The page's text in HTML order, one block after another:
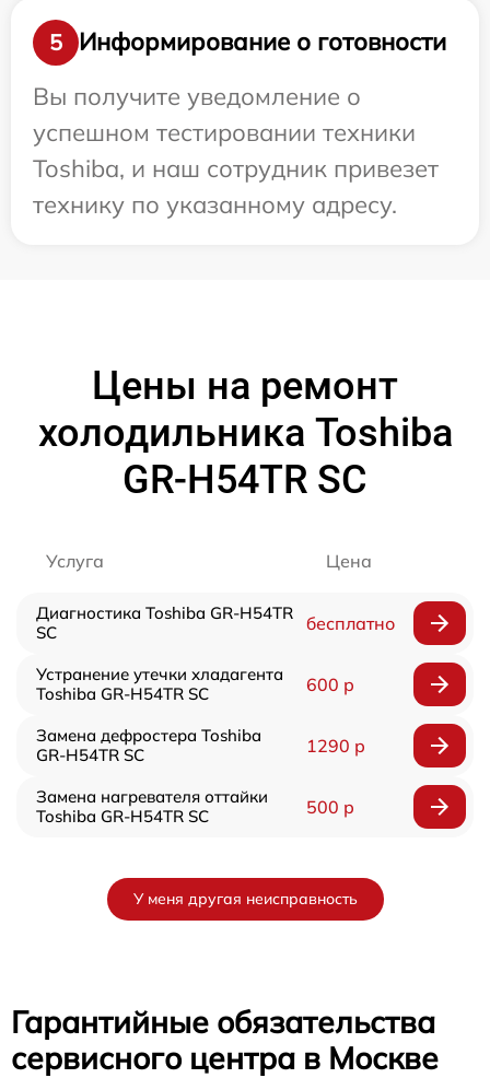
5
Информирование о готовности
Вы получите уведомление о
успешном тестировании техники
Toshiba, и наш сотрудник привезет
технику по указанному адресу.
Цены на ремонт
холодильника Toshiba
GR-H54TR SC
Услуга Цена
Диагностика Toshiba GR-H54TR
SC
бесплатно
Устранение утечки хладагента
Toshiba GR-H54TR SC
600 р
Замена дефростера Toshiba
GR-H54TR SC
1290 р
Замена нагревателя оттайки
Toshiba GR-H54TR SC
500 р
У меня другая неисправность
Гарантийные обязательства
сервисного центра в Москве